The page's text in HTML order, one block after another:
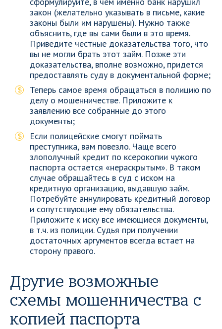
закон (желательно указывать в письме, какие
законы были им нарушены). Нужно также
объяснить, где вы сами были в это время.
Приведите честные доказательства того, что
вы не могли брать этот займ. Позже эти
доказательства, вполне возможно, придется
предоставлять суду в документальной форме;
Теперь самое время обращаться в полицию по
делу о мошенничестве. Приложите к
заявлению все собранные до этого
документы;
Если полицейские смогут поймать
преступника, вам повезло. Чаще всего
злополучный кредит по ксерокопии чужого
паспорта остается «нераскрытым». В таком
случае обращайтесь в суд с иском на
кредитную организацию, выдавшую займ.
Потребуйте аннулировать кредитный договор
и сопутствующие ему обязательства.
Приложите к иску все имеющиеся документы,
в т.ч. из полиции. Судья при получении
достаточных аргументов всегда встает на
сторону правого.
Другие возможные
схемы мошенничества с
копией паспорта